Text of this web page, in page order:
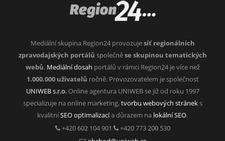
Mediální skupina Region24 provozujesíť regionálních
zpravodajských portálů společněse skupinou tematických
webů. Mediální dosah portálů v rámci Region24 je více než
1.000.000 uživatelů ročně. Provozovatelem je společnost
UNIWEB s.r.o.Online agentura UNIWEB se již od roku 1997
specializuje na online marketing, tvorbu webových stráneks
kvalitníSEO optimalizacía důrazem na lokální SEO.
+420 602 104 901
+420 773 200 530